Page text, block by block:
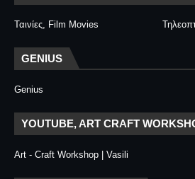
Ταινίες, Film Movies
GENIUS
Genius
YOUTUBE, ART CRAFT
Art - Craft Workshop | Vasili